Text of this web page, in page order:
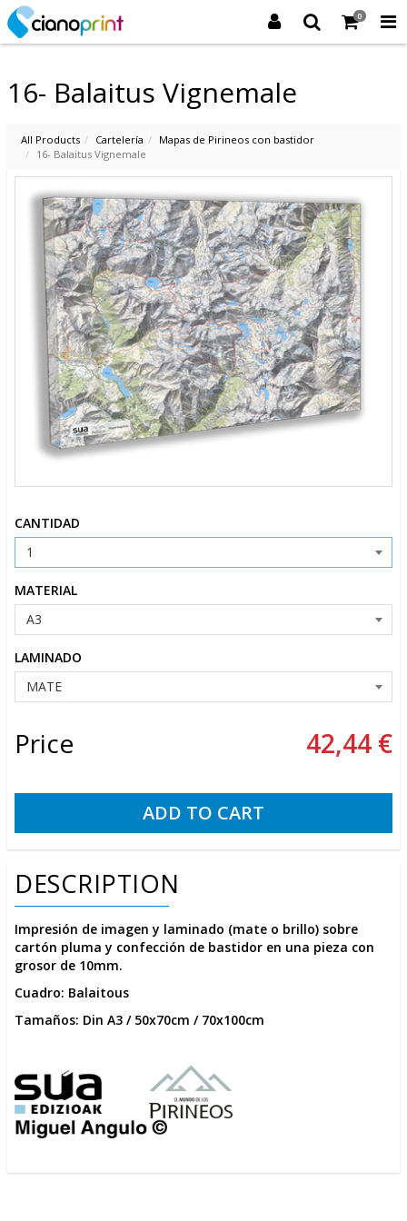
0
16- Balaitus Vignemale
All Products Cartelería
Mapas de Pirineos con bastidor
16- Balaitus Vignemale
CANTIDAD
MATERIAL
LAMINADO
Price 42,44 €
DESCRIPTION
Impresión de imagen y laminado (mate o brillo) sobre
cartón pluma y confección de bastidor en una pieza con
grosor de 10mm.
Cuadro: Balaitous
Tamaños: Din A3 / 50x70cm / 70x100cm